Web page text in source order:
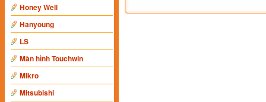
Honey Well
Hanyoung
LS
Màn hình Touchwin
Mikro
Mitsubishi